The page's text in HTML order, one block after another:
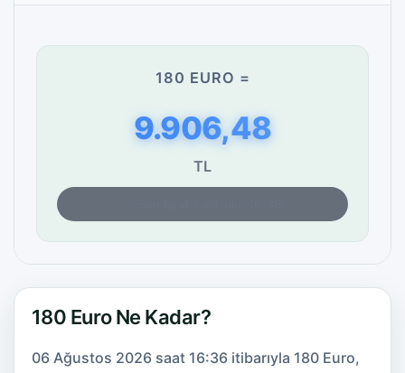
180 EURO =
9.906,48
TL
180 Euro Ne Kadar?
06 Ağustos 2026 saat 16:36 itibarıyla 180 Euro,